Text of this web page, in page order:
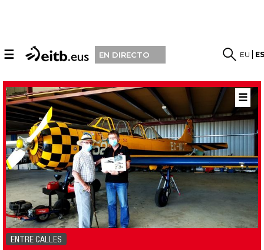
☰ EN DIRECTO EU
☰
ENTRE CALLES